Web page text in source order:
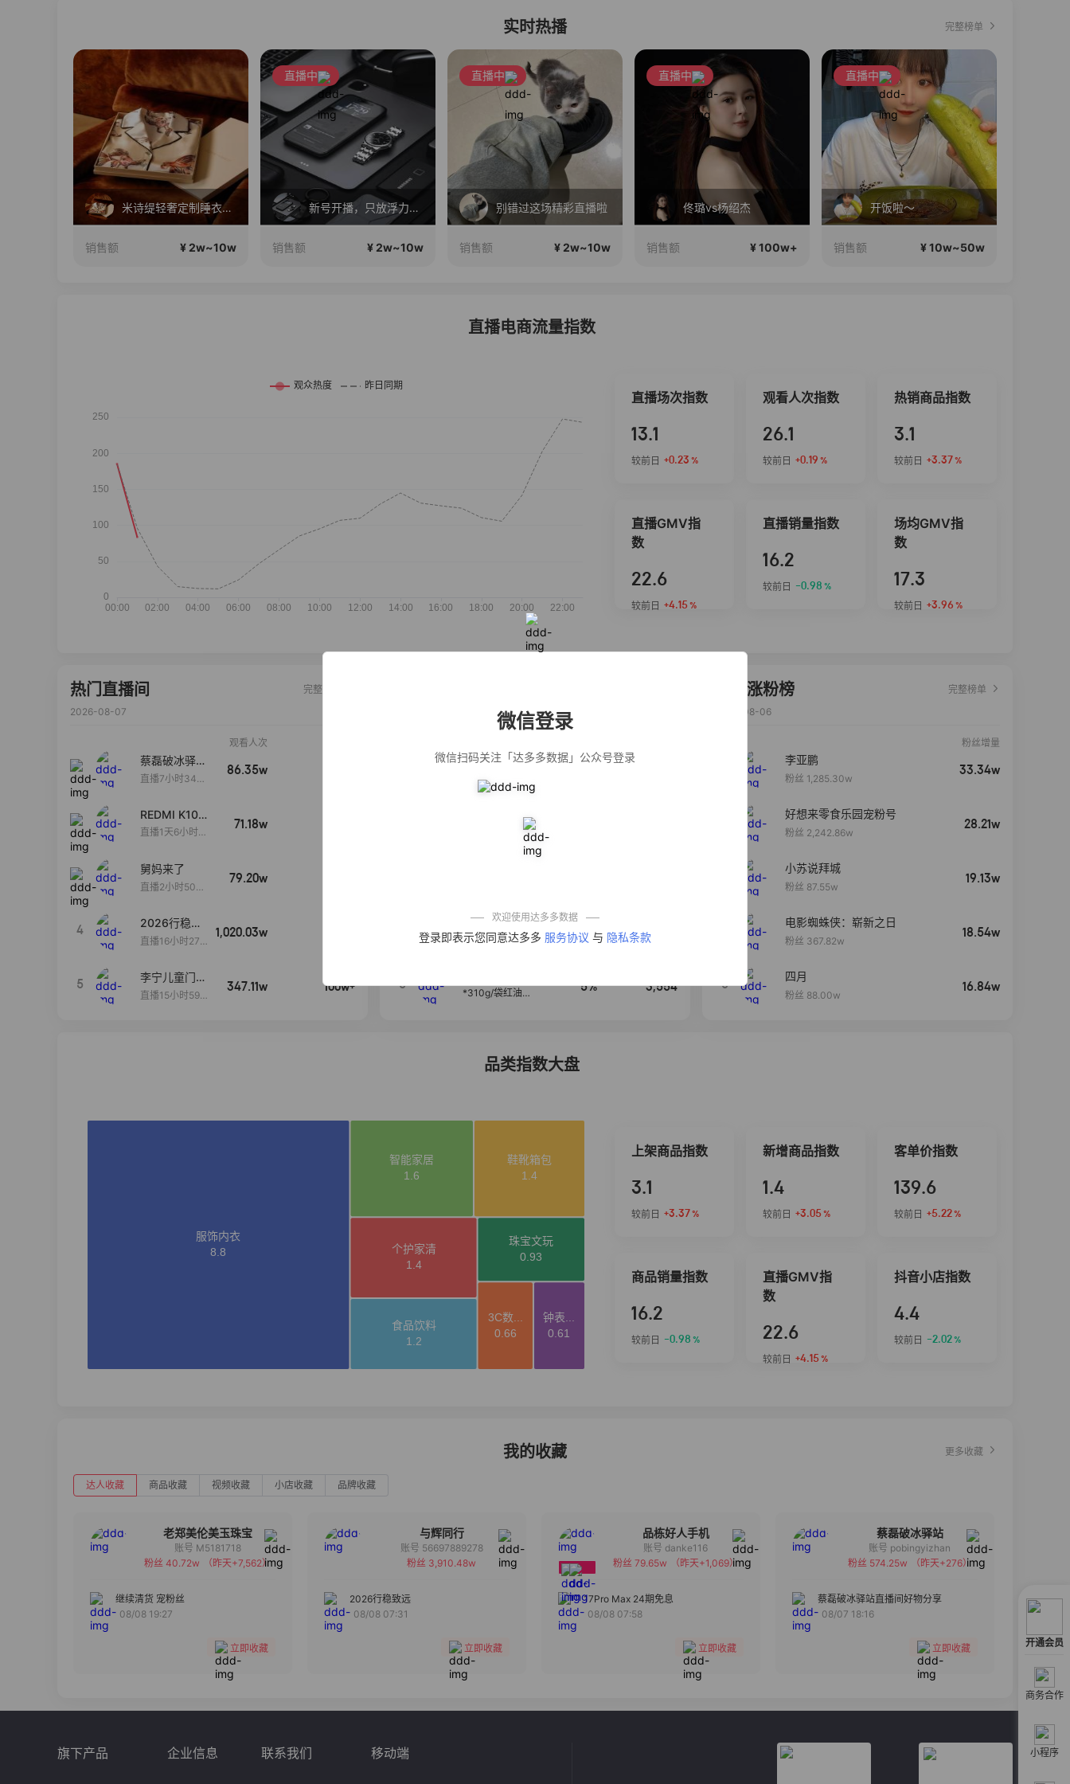
开通会员
商务合作
小程序
微信登录
微信扫码关注「达多多数据」公众号登录
欢迎使用达多多数据
登录即表示您同意达多多 服务协议 与 隐私条款
实时热播 完整榜单
米诗缇轻奢定制睡衣家居服正在直播
销售额 ¥ 2w~10w
直播中
新号开播，只放浮力~~~
销售额 ¥ 2w~10w
直播中
别错过这场精彩直播啦
销售额 ¥ 2w~10w
直播中
佟璐vs杨绍杰
销售额 ¥ 100w+
直播中
开饭啦～
销售额 ¥ 10w~50w
直播电商流量指数
直播场次指数
13.1
较前日 +0.23 %
观看人次指数
26.1
较前日 +0.19 %
热销商品指数
3.1
较前日 +3.37%
直播GMV指
数
22.6
较前日 +4.15 %
直播销量指数
16.2
较前日 -0.98 %
场均GMV指
数
17.3
较前日 +3.96 %
热门直播间
完整榜单
2026-08-07
观看人次
蔡磊破冰驿站
直播间好物分
直播7小时34分
86.35w
REDMI K100
Pro系列新品
启！
直播1天6小时4
71.18w
舅妈来了
直播2小时50分
79.20w
4
2026行稳致
远
直播16小时27
1,020.03w
5
李宁儿童门店
爆款赤兔8pr
直播15小时59
347.11w 100w+
公仔牌顽渍净洗
污渍除菌除螨3倍
【净浮生】油污
净厨房油烟机去
重油污去油王污
渍清洁剂油烟净
免煮开袋即食劲
艾草抽绳式免撕
垃圾袋大号特厚
50% 3,640
5
*310g/袋红油麻
5% 3,554
达人涨粉榜
完整榜单
2026-08-06
粉丝增量
李亚鹏
粉丝 1,285.30w
33.34w
好想来零食乐园宠粉号
粉丝 2,242.86w
28.21w
小苏说拜城
粉丝 87.55w
19.13w
电影蜘蛛侠：崭新之日
粉丝 367.82w
18.54w
5
四月
粉丝 88.00w
16.84w
品类指数大盘
上架商品指数
3.1
较前日 +3.37%
新增商品指数
1.4
较前日 +3.05 %
客单价指数
139.6
较前日 +5.22%
商品销量指数
16.2
较前日 -0.98 %
直播GMV指
数
22.6
较前日 +4.15 %
抖音小店指数
4.4
较前日 -2.02%
我的收藏 更多收藏
达人收藏 商品收藏 视频收藏 小店收藏 品牌收藏
老郑美伦美玉珠宝
备注
账号 M5181718
粉丝 40.72w
（昨天+7,562）
继续清货 宠粉丝
08/08 19:27
立即收藏
与辉同行
备注
账号 56697889278
粉丝 3,910.48w
2026行稳致远
08/08 07:31
立即收藏
品栋好人手机
备注
分组
账号 danke116
粉丝 79.65w
（昨天+1,069）
17Pro Max 24期免息
08/08 07:58
立即收藏
蔡磊破冰驿站
备注
分组
账号 pobingyizhan
粉丝 574.25w
（昨天+276）
蔡磊破冰驿站直播间好物分享
08/07 18:16
立即收藏
旗下产品 企业信息 联系我们 移动端